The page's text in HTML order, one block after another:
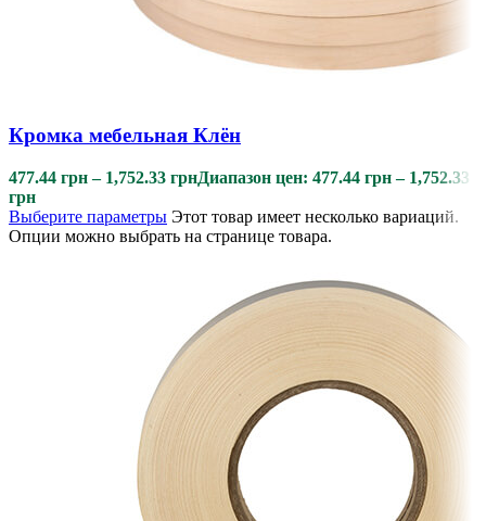
Кромка мебельная Клён
477.44 грн – 1,752.33 грнДиапазон цен: 477.44 грн – 1,752.33
грн
Выберите параметры Этот товар имеет несколько вариаций.
Опции можно выбрать на странице товара.